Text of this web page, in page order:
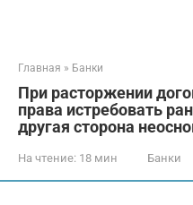
Главная » Банки
При расторжении
права истребовать
другая сторона
На чтение: 18 мин Банки